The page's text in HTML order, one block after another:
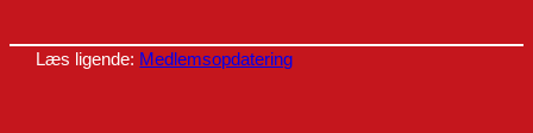
Læs ligende: Medlemsopdatering